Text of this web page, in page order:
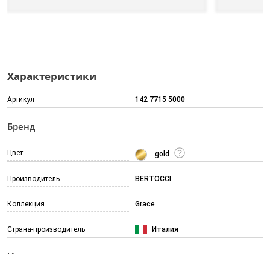
Характеристики
Артикул 142 7715 5000
Бренд
Цвет gold
Производитель BERTOCCI
Коллекция Grace
Страна-производитель Италия